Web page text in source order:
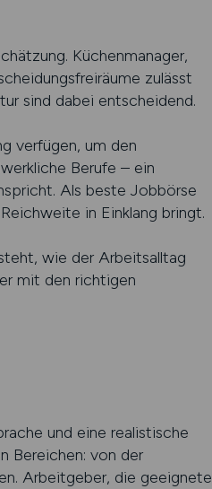
Küchenmanager,
zulässt
sind dabei entscheidend.
verfügen, um den
Berufe – ein
Als beste Jobbörse
in Einklang bringt.
wie der Arbeitsalltag
mit den richtigen
und eine realistische
Bereichen: von der
Arbeitgeber, die geeignete